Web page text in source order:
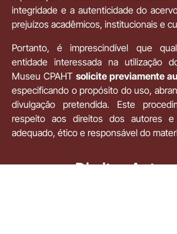
integridade e a autenticidade do
prejuízos acadêmicos, institucionais e
Portanto, é imprescindível que
entidade interessada na utilização
Museu CPAHT solicite previamente
especificando o propósito do uso,
divulgação pretendida. Este
respeito aos direitos dos autores
adequado, ético e responsável do
Direitos